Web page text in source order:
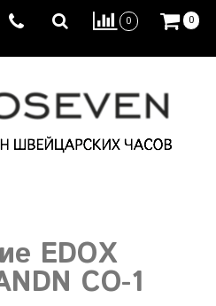
0 0
EDOX
CO-1